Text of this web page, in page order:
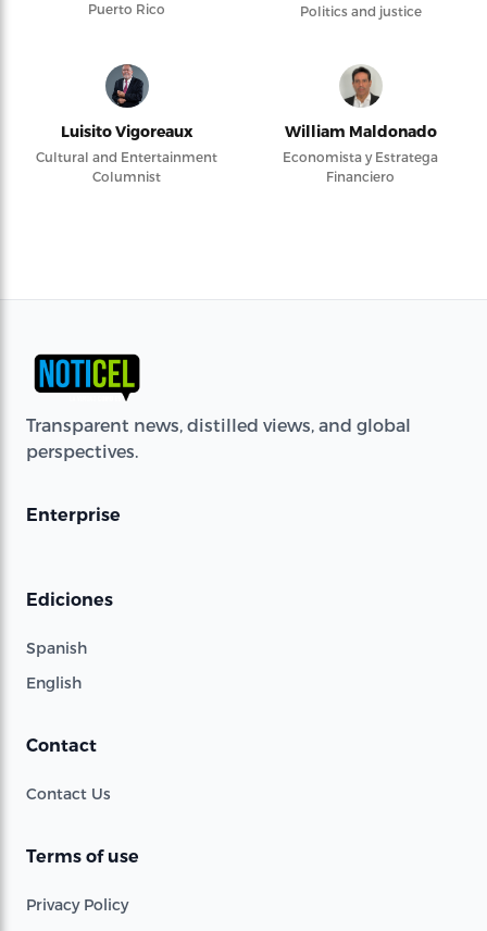
Puerto Rico
Politics and justice
Luisito Vigoreaux
Cultural and Entertainment
Columnist
William Maldonado
Economista y Estratega
Financiero
Transparent news, distilled views, and global
perspectives.
Enterprise
Ediciones
Spanish
English
Contact
Contact Us
Terms of use
Privacy Policy